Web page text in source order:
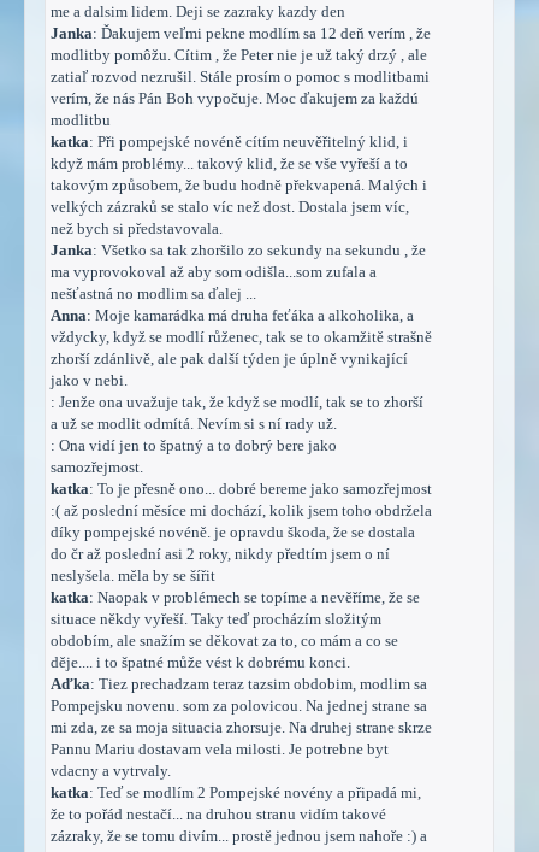
me a dalsim lidem. Deji se zazraky kazdy den
Janka: Ďakujem veľmi pekne modlím sa 12 deň verím , že
modlitby pomôžu. Cítim , že Peter nie je už taký drzý , ale
zatiaľ rozvod nezrušil. Stále prosím o pomoc s modlitbami
verím, že nás Pán Boh vypočuje. Moc ďakujem za každú
modlitbu
katka: Při pompejské novéně cítím neuvěřitelný klid, i
když mám problémy... takový klid, že se vše vyřeší a to
takovým způsobem, že budu hodně překvapená. Malých i
velkých zázraků se stalo víc než dost. Dostala jsem víc,
než bych si představovala.
Janka: Všetko sa tak zhoršilo zo sekundy na sekundu , že
ma vyprovokoval až aby som odišla...som zufala a
nešťastná no modlim sa ďalej ...
Anna: Moje kamarádka má druha feťáka a alkoholika, a
vždycky, když se modlí růženec, tak se to okamžitě strašně
zhorší zdánlivě, ale pak další týden je úplně vynikající
jako v nebi.
: Jenže ona uvažuje tak, že když se modlí, tak se to zhorší
a už se modlit odmítá. Nevím si s ní rady už.
: Ona vidí jen to špatný a to dobrý bere jako
samozřejmost.
katka: To je přesně ono... dobré bereme jako samozřejmost
:( až poslední měsíce mi dochází, kolik jsem toho obdržela
díky pompejské novéně. je opravdu škoda, že se dostala
do čr až poslední asi 2 roky, nikdy předtím jsem o ní
neslyšela. měla by se šířit
katka: Naopak v problémech se topíme a nevěříme, že se
situace někdy vyřeší. Taky teď procházím složitým
obdobím, ale snažím se děkovat za to, co mám a co se
děje.... i to špatné může vést k dobrému konci.
Aďka: Tiez prechadzam teraz tazsim obdobim, modlim sa
Pompejsku novenu. som za polovicou. Na jednej strane sa
mi zda, ze sa moja situacia zhorsuje. Na druhej strane skrze
Pannu Mariu dostavam vela milosti. Je potrebne byt
vdacny a vytrvaly.
katka: Teď se modlím 2 Pompejské novény a připadá mi,
že to pořád nestačí... na druhou stranu vidím takové
zázraky, že se tomu divím... prostě jednou jsem nahoře :) a